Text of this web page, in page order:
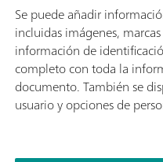
Se puede añadir
incluidas imágenes,
información de
completo con toda la
documento. También se
usuario y opciones de